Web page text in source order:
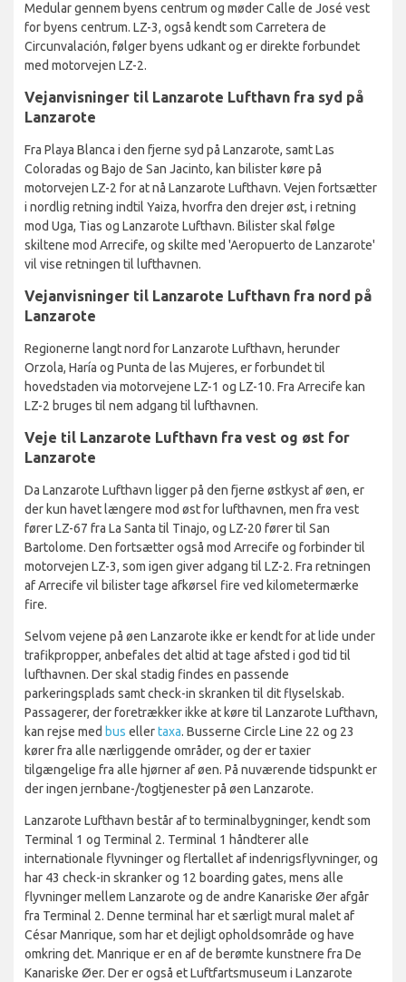
Medular gennem byens centrum og møder Calle de José vest
for byens centrum. LZ-3, også kendt som Carretera de
Circunvalación, følger byens udkant og er direkte forbundet
med motorvejen LZ-2.
Vejanvisninger til Lanzarote Lufthavn fra syd på
Lanzarote
Fra Playa Blanca i den fjerne syd på Lanzarote, samt Las
Coloradas og Bajo de San Jacinto, kan bilister køre på
motorvejen LZ-2 for at nå Lanzarote Lufthavn. Vejen fortsætter
i nordlig retning indtil Yaiza, hvorfra den drejer øst, i retning
mod Uga, Tias og Lanzarote Lufthavn. Bilister skal følge
skiltene mod Arrecife, og skilte med 'Aeropuerto de Lanzarote'
vil vise retningen til lufthavnen.
Vejanvisninger til Lanzarote Lufthavn fra nord på
Lanzarote
Regionerne langt nord for Lanzarote Lufthavn, herunder
Orzola, Haría og Punta de las Mujeres, er forbundet til
hovedstaden via motorvejene LZ-1 og LZ-10. Fra Arrecife kan
LZ-2 bruges til nem adgang til lufthavnen.
Veje til Lanzarote Lufthavn fra vest og øst for
Lanzarote
Da Lanzarote Lufthavn ligger på den fjerne østkyst af øen, er
der kun havet længere mod øst for lufthavnen, men fra vest
fører LZ-67 fra La Santa til Tinajo, og LZ-20 fører til San
Bartolome. Den fortsætter også mod Arrecife og forbinder til
motorvejen LZ-3, som igen giver adgang til LZ-2. Fra retningen
af Arrecife vil bilister tage afkørsel fire ved kilometermærke
fire.
Selvom vejene på øen Lanzarote ikke er kendt for at lide under
trafikpropper, anbefales det altid at tage afsted i god tid til
lufthavnen. Der skal stadig findes en passende
parkeringsplads samt check-in skranken til dit flyselskab.
Passagerer, der foretrækker ikke at køre til Lanzarote Lufthavn,
kan rejse med bus ellertaxa. Busserne Circle Line 22 og 23
kører fra alle nærliggende områder, og der er taxier
tilgængelige fra alle hjørner af øen. På nuværende tidspunkt er
der ingen jernbane-/togtjenester på øen Lanzarote.
Lanzarote Lufthavn består af to terminalbygninger, kendt som
Terminal 1 og Terminal 2. Terminal 1 håndterer alle
internationale flyvninger og flertallet af indenrigsflyvninger, og
har 43 check-in skranker og 12 boarding gates, mens alle
flyvninger mellem Lanzarote og de andre Kanariske Øer afgår
fra Terminal 2. Denne terminal har et særligt mural malet af
César Manrique, som har et dejligt opholdsområde og have
omkring det. Manrique er en af de berømte kunstnere fra De
Kanariske Øer. Der er også et Luftfartsmuseum i Lanzarote